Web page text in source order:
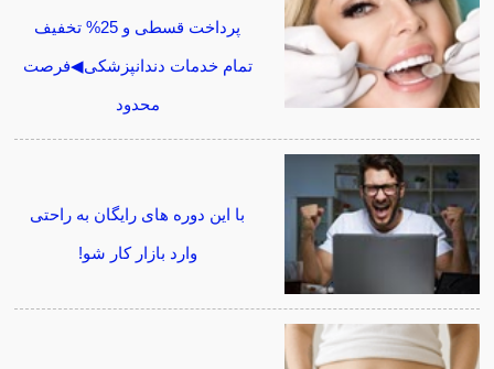
پرداخت قسطی و 25% تخفیف
تمام خدمات دندانپزشکی◀فرصت
محدود
با این دوره های رایگان به راحتی
وارد بازار کار شو!